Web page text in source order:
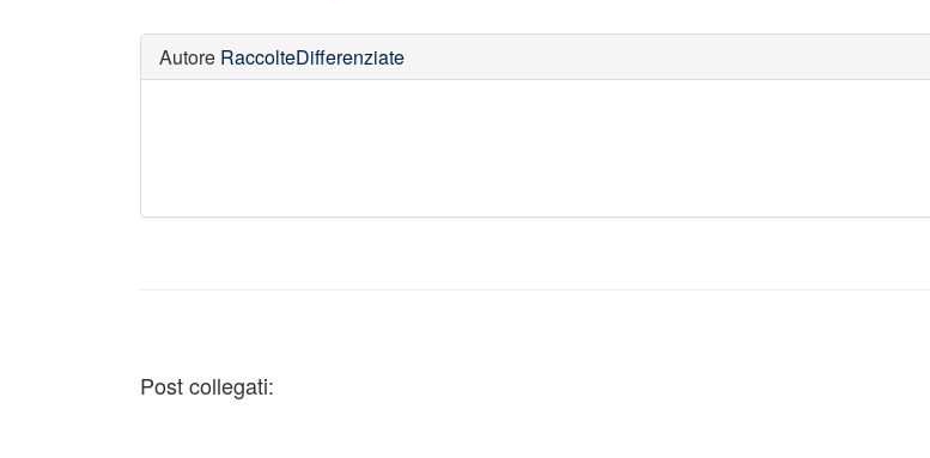
Autore RaccolteDifferenziate
Post collegati: